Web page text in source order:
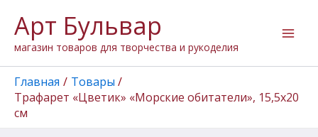
содержимому
Арт Бульвар
магазин товаров для творчества и рукоделия
Главная
Товары
Трафарет «Цветик» «Морские обитатели», 15,5х20
см
товара
Трафарет
"Цветик"
"Морские
обитатели",
15,5х20
см